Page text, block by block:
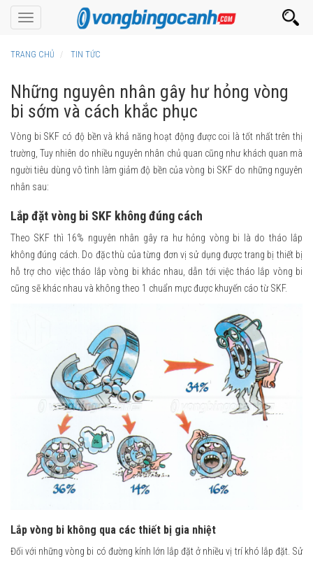
Toggle
navigation
TRANG CHỦ TIN TỨC
Những nguyên nhân gây hư hỏng vòng
bi sớm và cách khắc phục
Vòng bi SKF có độ bền và khả năng hoạt động được coi là tốt nhất trên thị
trường, Tuy nhiên do nhiều nguyên nhân chủ quan cũng như khách quan mà
người tiêu dùng vô tình làm giảm độ bền của vòng bi SKF do những nguyên
nhân sau:
Lắp đặt vòng bi SKF không đúng cách
Theo SKF thì 16% nguyên nhân gây ra hư hỏng vòng bi là do tháo lắp
không đúng cách. Do đặc thù của từng đơn vị sử dụng được trang bị thiết bị
hỗ trợ cho việc tháo lắp vòng bi khác nhau, dẫn tới việc tháo lắp vòng bi
cũng sẽ khác nhau và không theo 1 chuẩn mực được khuyến cáo từ SKF.
Lắp vòng bi không qua các thiết bị gia nhiệt
Đối với những vòng bi có đường kính lớn lắp đặt ở nhiều vị trí khó lắp đặt. Sử